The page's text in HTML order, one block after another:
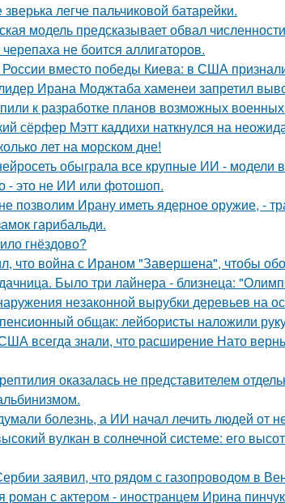
легче пальчиковой батарейки.
модель предсказывает обвал
не боится аллигаторов.
вместо победы Киева: в США
Ирана Моджтаба хаменеи запретил
к разработке планов возможных
сёрфер Мэтт каддихи наткнулся на
лет на морском дне!
обыграла все крупные ИИ - модели
- это не ИИ или фотошоп.
позволим Ирану иметь ядерное оружие, -
гарибальди.
гнёздово?
что война с Ираном "Завершена", чтобы
Было три лайнера - близнеца:
незаконной вырубки деревьев на
общак: лейбористы наложили
всегда знали, что расширение Нато
оказалась не представителем
болезнь, а ИИ начал лечить людей от
вулкан в солнечной системе: его
заявил, что рядом с газопроводом в
роман с актером - иностранцем Ирина